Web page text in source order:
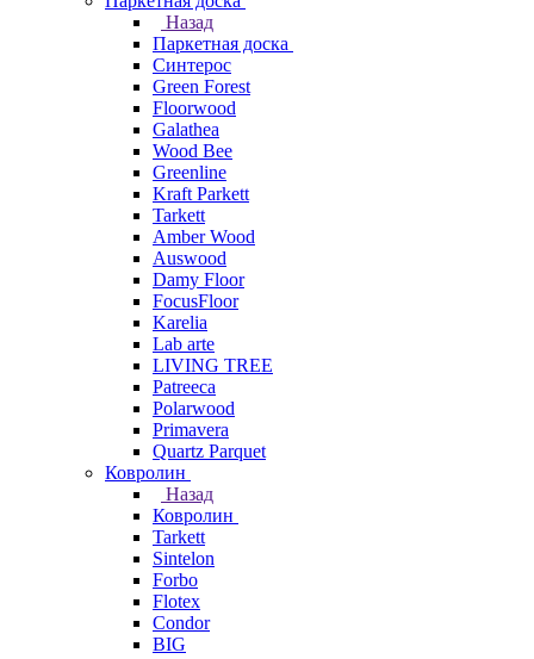
Назад
Паркетная доска
Синтерос
Green Forest
Floorwood
Galathea
Wood Bee
Greenline
Kraft Parkett
Tarkett
Amber Wood
Auswood
Damy Floor
FocusFloor
Karelia
Lab arte
LIVING TREE
Patreeca
Polarwood
Primavera
Quartz Parquet
Ковролин
Назад
Ковролин
Tarkett
Sintelon
Forbo
Flotex
Condor
BIG